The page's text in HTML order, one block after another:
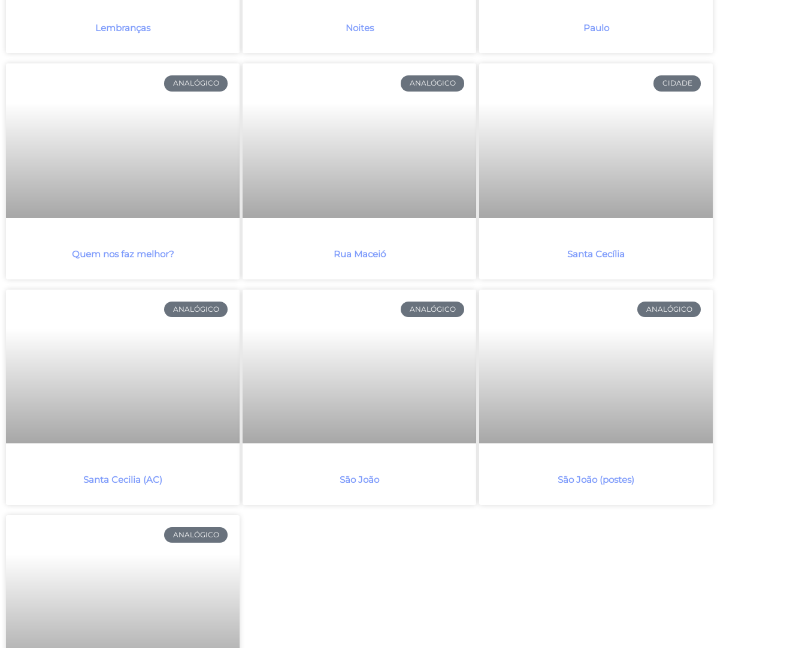
Lembranças Noites Paulo
ANALÓGICO
Quem nos faz melhor?
ANALÓGICO
Rua Maceió
CIDADE
Santa Cecília
ANALÓGICO
Santa Cecilia (AC)
ANALÓGICO
São João
ANALÓGICO
São João (postes)
ANALÓGICO